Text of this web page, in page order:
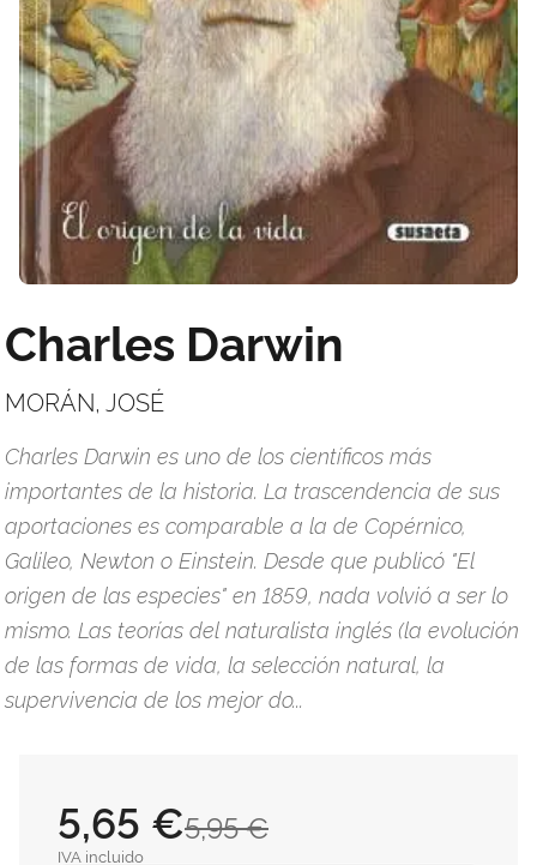
Charles Darwin
MORÁN, JOSÉ
Charles Darwin es uno de los científicos más
importantes de la historia. La trascendencia de sus
aportaciones es comparable a la de Copérnico,
Galileo, Newton o Einstein. Desde que publicó "El
origen de las especies" en 1859, nada volvió a ser lo
mismo. Las teorías del naturalista inglés (la evolución
de las formas de vida, la selección natural, la
supervivencia de los mejor do...
5,95 €
5,65 €
IVA incluido